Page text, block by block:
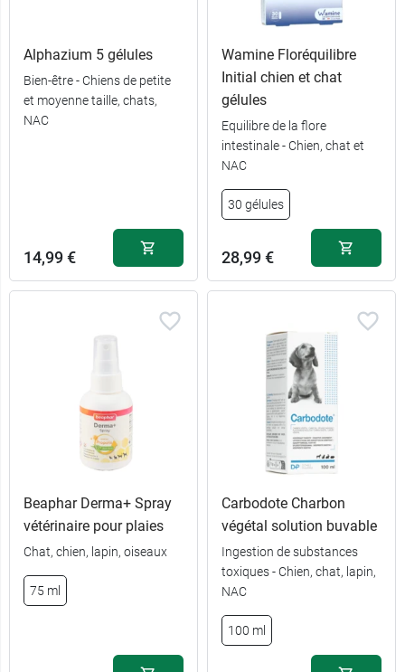
Alphazium 5 gélules
Bien-être - Chiens de petite
et moyenne taille, chats,
NAC
14,99 €
Wamine Floréquilibre
Initial chien et chat
gélules
Equilibre de la flore
intestinale - Chien, chat et
NAC
30 gélules
28,99 €
Beaphar Derma+ Spray
vétérinaire pour plaies
Chat, chien, lapin, oiseaux
75 ml
Carbodote Charbon
végétal solution buvable
Ingestion de substances
toxiques - Chien, chat, lapin,
NAC
100 ml